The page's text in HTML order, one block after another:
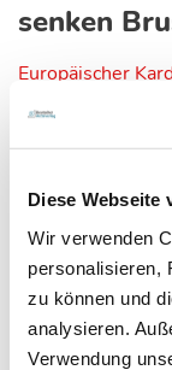
Diese Webseite
Wir verwenden
personalisieren,
zu können und
analysieren.
Verwendung
senken
Europäischer
Auf dem